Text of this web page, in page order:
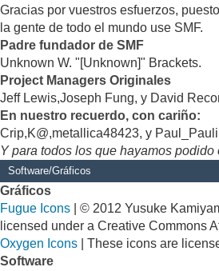
Gracias por vuestros esfuerzos,
la gente de todo el mundo use SMF.
Padre fundador de SMF
Unknown W. "[Unknown]" Brackets.
Project Managers Originales
Jeff Lewis,Joseph Fung, y David
En nuestro recuerdo, con cariño:
Crip,K@,metallica48423, y
Y para todos los que hayamos podido
Software/Gráficos
Gráficos
Fugue Icons | © 2012 Yusuke
licensed under a Creative Commons
Oxygen Icons | These icons are
Software